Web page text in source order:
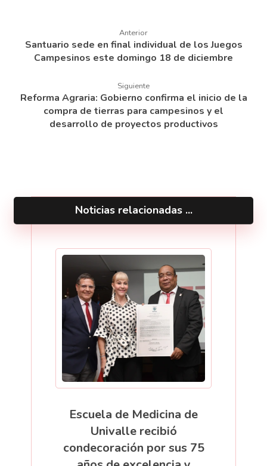
Anterior
Santuario sede en final individual de los Juegos
Campesinos este domingo 18 de diciembre
Siguiente
Reforma Agraria: Gobierno confirma el inicio de la
compra de tierras para campesinos y el
desarrollo de proyectos productivos
Noticias relacionadas ...
Escuela de Medicina de
Univalle recibió
condecoración por sus 75